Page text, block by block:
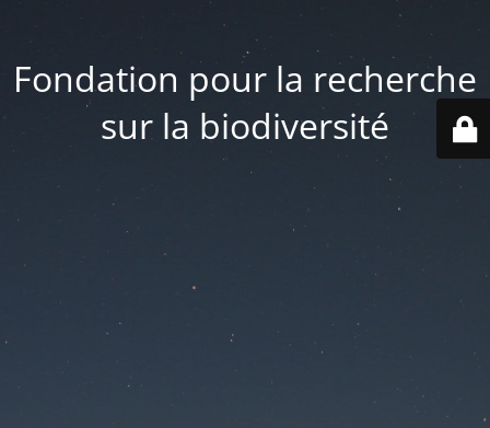
Fondation pour la recherche
sur la biodiversité